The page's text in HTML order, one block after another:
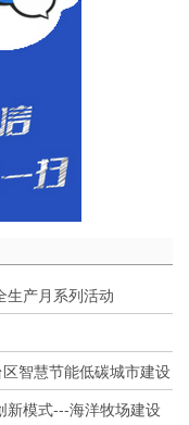
生产月系列活动
智慧节能低碳城市建设
新模式---海洋牧场建设